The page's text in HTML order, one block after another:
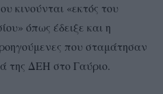
κινούνται «εκτός του
όπως έδειξε και η
που σταμάτησαν
της ΔΕΗ στο Γαύριο.